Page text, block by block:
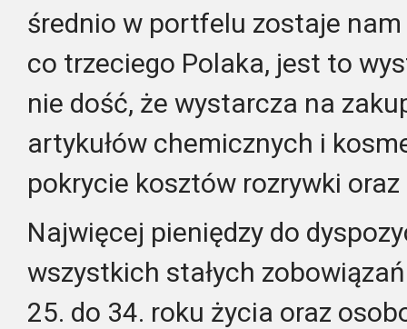
średnio w portfelu zostaje nam
co trzeciego Polaka, jest to
nie dość, że wystarcza na
artykułów chemicznych i
pokrycie kosztów rozrywki
Najwięcej pieniędzy do
wszystkich stałych
25. do 34. roku życia oraz